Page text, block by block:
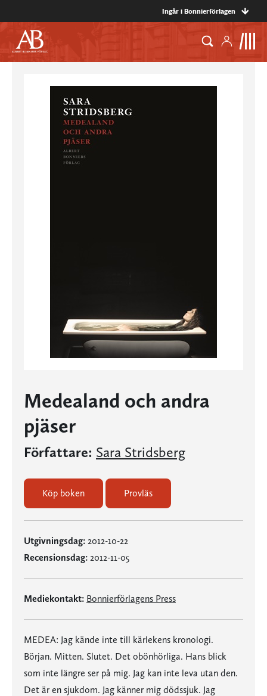
Ingår i Bonnierförlagen
Medealand och andra
pjäser
Författare: Sara Stridsberg
Köp boken Provläs
Utgivningsdag: 2012-10-22
Recensionsdag: 2012-11-05
Mediekontakt: Bonnierförlagens Press
MEDEA: Jag kände inte till kärlekens kronologi.
Början. Mitten. Slutet. Det obönhörliga. Hans blick
som inte längre ser på mig. Jag kan inte leva utan den.
Det är en sjukdom. Jag känner mig dödssjuk. Jag